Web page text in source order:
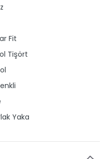
Fit
Tişört
Yaka